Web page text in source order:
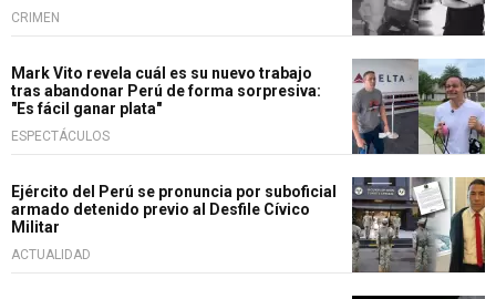
CRIMEN
Mark Vito revela cuál es su nuevo trabajo
tras abandonar Perú de forma sorpresiva:
"Es fácil ganar plata"
ESPECTÁCULOS
Ejército del Perú se pronuncia por suboficial
armado detenido previo al Desfile Cívico
Militar
ACTUALIDAD